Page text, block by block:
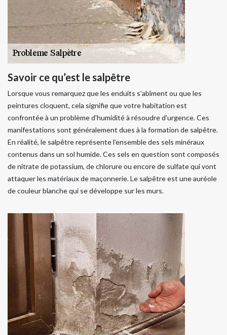
Savoir ce qu’est le salpêtre
Lorsque vous remarquez que les enduits s’abîment ou que les
peintures cloquent, cela signifie que votre habitation est
confrontée à un problème d’humidité à résoudre d’urgence. Ces
manifestations sont généralement dues à la formation de salpêtre.
En réalité, le salpêtre représente l’ensemble des sels minéraux
contenus dans un sol humide. Ces sels en question sont composés
de nitrate de potassium, de chlorure ou encore de sulfate qui vont
attaquer les matériaux de maçonnerie. Le salpêtre est une auréole
de couleur blanche qui se développe sur les murs.